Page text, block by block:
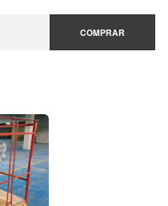
COMPRAR